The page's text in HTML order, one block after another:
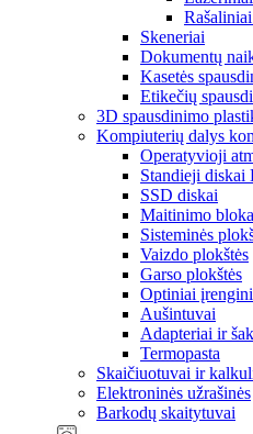
Skeneriai
Dokumentų
Kasetės
Etikečių
3D spausdinimo
Kompiuterių dalys
Operatyvioji
Standieji diskai
SSD diskai
Maitinimo
Sisteminės
Vaizdo plokštės
Garso plokštės
Optiniai
Aušintuvai
Adapteriai ir
Termopasta
Skaičiuotuvai ir
Elektroninės užrašinės
Barkodų skaitytuvai